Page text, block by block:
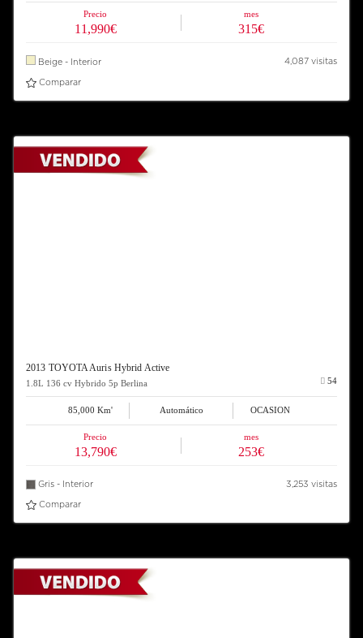
Precio
11,990€
mes
315€
4,087 visitas
Beige - Interior
Comparar
2013 TOYOTA Auris Hybrid Active
54
1.8L 136 cv Hybrido 5p Berlina
85,000 Km' Automático OCASION
Precio
13,790€
mes
253€
3,253 visitas
Gris - Interior
Comparar